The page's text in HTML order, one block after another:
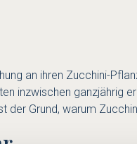
an ihren Zucchini-
inzwischen ganzjährig
Grund, warum